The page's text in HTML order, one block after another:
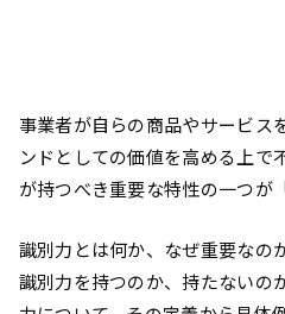
事業者が自らの商品やサービス
ンドとしての価値を高める上で
が持つべき重要な特性の一つが
識別力とは何か、なぜ重要なの
識別力を持つのか、持たないの